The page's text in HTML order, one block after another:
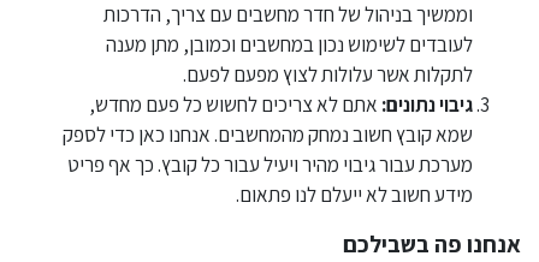
וממשיך בניהול של חדר מחשבים עם צריך, הדרכות
לעובדים לשימוש נכון במחשבים וכמובן, מתן מענה
לתקלות אשר עלולות לצוץ מפעם לפעם.
גיבוי נתונים:אתם לא צריכים לחשוש כל פעם מחדש,
שמא קובץ חשוב נמחק מהמחשבים. אנחנו כאן כדי לספק
מערכת עבור גיבוי מהיר ויעיל עבור כל קובץ. כך אף פריט
מידע חשוב לא ייעלם לנו פתאום.
אנחנו פה בשבילכם